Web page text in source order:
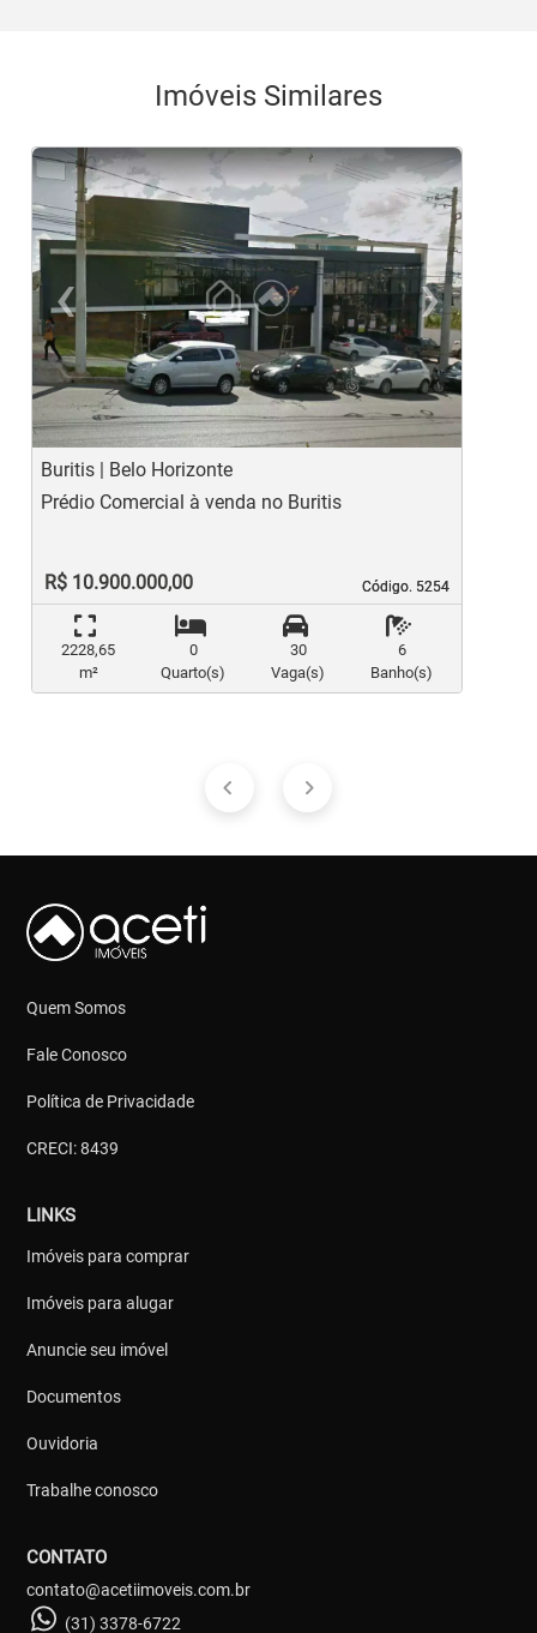
Imóveis Similares
‹
Previous
›
Buritis | Belo Horizonte
Código. 5254
Código. 5254
Prédio Comercial à venda no Buritis
R$ 10.900.000,00
2228,65
m²
0
Quarto(s)
30
Vaga(s)
6
Banho(s)
Quem Somos
Fale Conosco
Política de Privacidade
CRECI: 8439
LINKS
Imóveis para comprar
Imóveis para alugar
Anuncie seu imóvel
Documentos
Ouvidoria
Trabalhe conosco
CONTATO
contato@acetiimoveis.com.br
(31) 3378-6722